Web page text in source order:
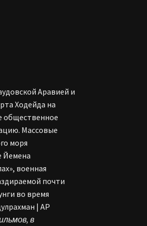
Аравией и
Ходейда на
общественное
Массовые
моря
Йемена
военная
почти
во время
| AP
в